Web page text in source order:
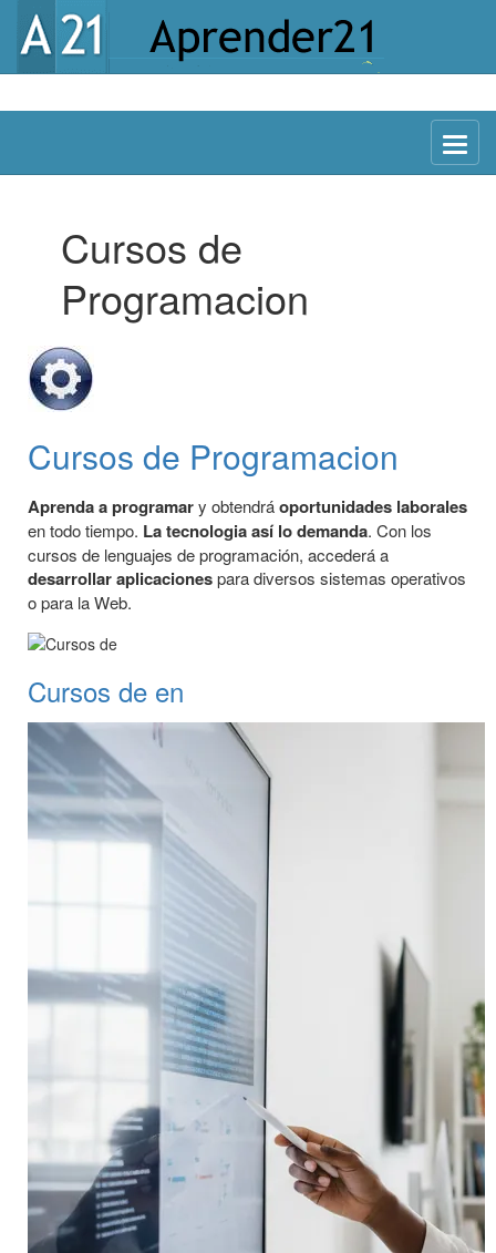
Menu
Cursos de
Programacion
Cursos de Programacion
Aprenda a programary obtendráoportunidades laborales
en todo tiempo. La tecnologia así lo demanda. Con los
cursos de lenguajes de programación, accederá a
desarrollar aplicacionespara diversos sistemas operativos
o para la Web.
Cursos de en